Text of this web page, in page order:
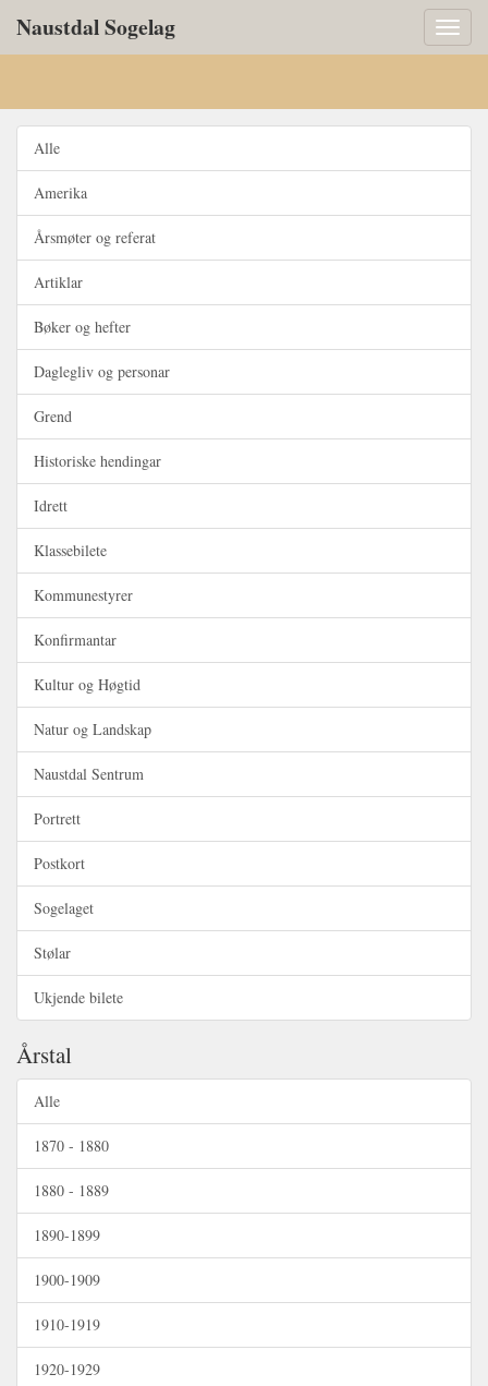
Toggle
Naustdal Sogelag
Alle
Amerika
Årsmøter og referat
Artiklar
Bøker og hefter
Daglegliv og personar
Grend
Historiske hendingar
Idrett
Klassebilete
Kommunestyrer
Konfirmantar
Kultur og Høgtid
Natur og Landskap
Naustdal Sentrum
Portrett
Postkort
Sogelaget
Stølar
Ukjende bilete
Årstal
Alle
1870 - 1880
1880 - 1889
1890-1899
1900-1909
1910-1919
1920-1929